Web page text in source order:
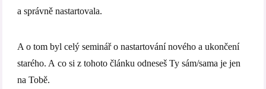
a správně nastartovala.
A o tom byl celý seminář o nastartování nového a ukončení
starého. A co si z tohoto článku odneseš Ty sám/sama je jen
na Tobě.